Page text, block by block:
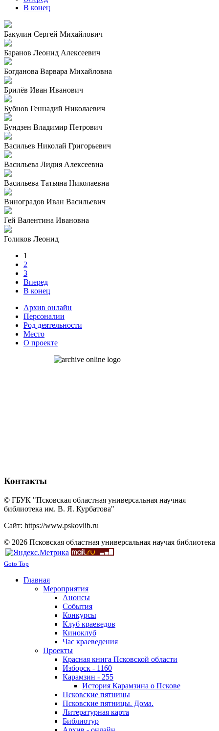
В конец
Бакулин Сергей Михайлович
Баранов Леонид Алексеевич
Богданова Варвара Михайловна
Брилёв Иван Иванович
Бубнов Геннадий Николаевич
Бундзен Владимир Петрович
Васильев Николай Григорьевич
Васильева Лидия Алексеевна
Васильева Татьяна Николаевна
Виноградов Иван Васильевич
Гей Валентина Ивановна
Голиков Леонид
1
2
3
Вперед
В конец
Архив онлайн
Персоналии
Род деятельности
Место
О проекте
Контакты
© ГБУК "Псковская областная универсальная научная
библиотека им. В. Я. Курбатова"
Сайт: https://www.pskovlib.ru
© 2026 Псковская областная универсальная научая библиотека
Goto Top
Главная
Мероприятия
Анонсы
События
Конкурсы
Клуб краеведов
Киноклуб
Час краеведения
Проекты
Красная книга Псковской области
Изборск - 1160
Карамзин - 255
История Карамзина о Пскове
Псковские пятницы
Псковские пятницы. Дома.
Литературная карта
Библиотур